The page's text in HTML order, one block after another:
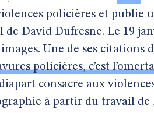
policières et publie
de David Dufresne. Le 19
Une de ses citations
policières, c’est
consacre aux
à partir du travail de